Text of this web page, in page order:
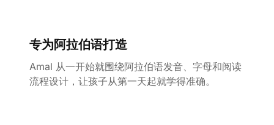
专为阿拉伯语打造
Amal 从一开始就围绕阿拉伯语发音、字母和阅读
流程设计，让孩子从第一天起就学得准确。